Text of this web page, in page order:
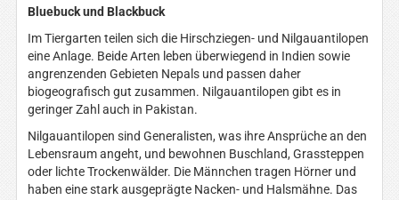
Bluebuck und Blackbuck
Im Tiergarten teilen sich die Hirschziegen- und Nilgauantilopen
eine Anlage. Beide Arten leben überwiegend in Indien sowie
angrenzenden Gebieten Nepals und passen daher
biogeografisch gut zusammen. Nilgauantilopen gibt es in
geringer Zahl auch in Pakistan.
Nilgauantilopen sind Generalisten, was ihre Ansprüche an den
Lebensraum angeht, und bewohnen Buschland, Grassteppen
oder lichte Trockenwälder. Die Männchen tragen Hörner und
haben eine stark ausgeprägte Nacken- und Halsmähne. Das